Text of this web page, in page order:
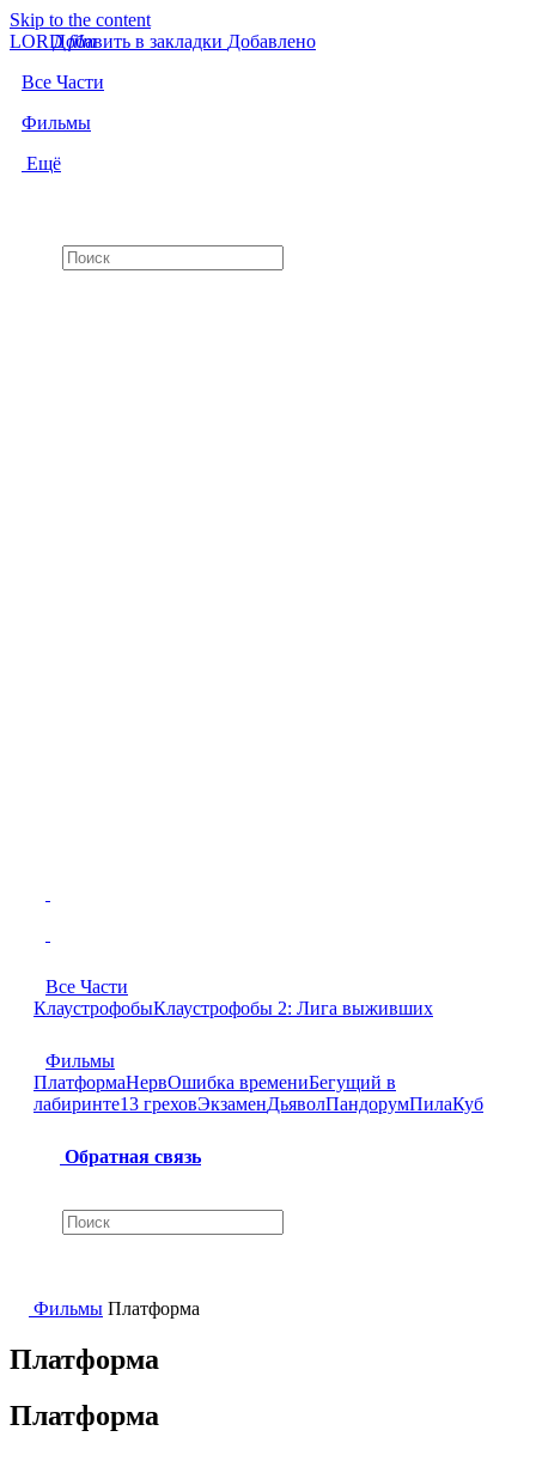
Skip to the content
LORDfilm
Все Части
Фильмы
Ещё
Все Части
КлаустрофобыКлаустрофобы 2: Лига выживших
Фильмы
ПлатформаНервОшибка времениБегущий в
лабиринте13 греховЭкзаменДьяволПандорумПилаКуб
Обратная связь
Фильмы Платформа
Платформа
Добавить в закладки Добавлено
Платформа